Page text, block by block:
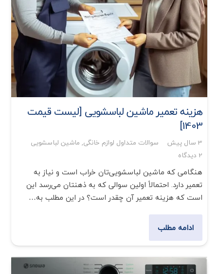
هزینه تعمیر ماشین لباسشویی [لیست قیمت
1403]
3 سال پیش سوالات متداول لوازم خانگی, ماشین لباسشویی
2 دیدگاه
هنگامی که ماشین لباسشویی‌تان خراب است و نیاز به
تعمیر دارد. احتمالاً اولین سوالی که به ذهنتان می‌رسد این
است که هزینه‌ تعمیر آن چقدر است؟ در این مطلب به…
ادامه مطلب